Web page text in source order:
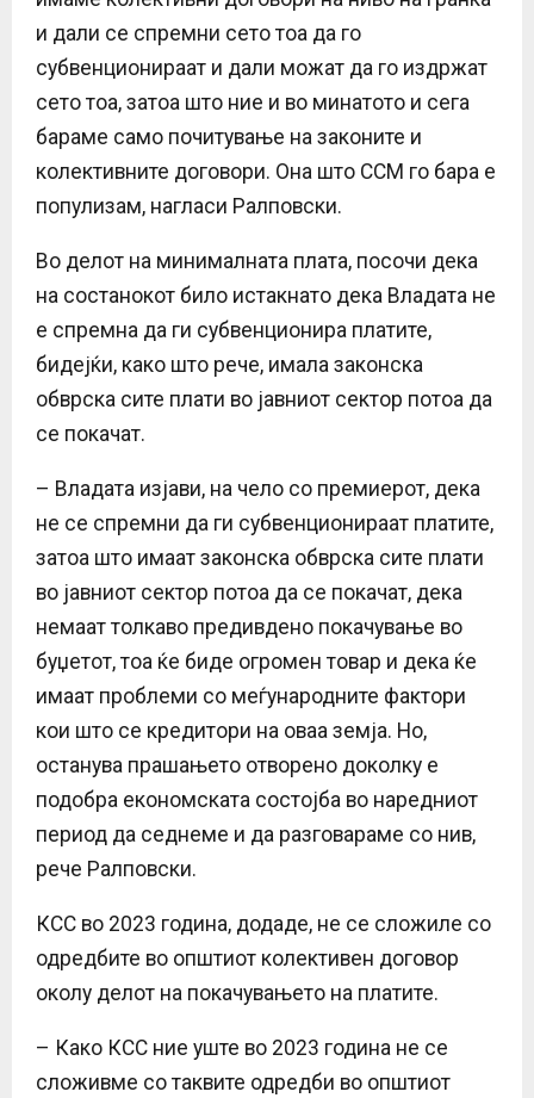
и дали се спремни сето тоа да го
субвенционираат и дали можат да го издржат
сето тоа, затоа што ние и во минатото и сега
бараме само почитување на законите и
колективните договори. Она што ССМ го бара е
популизам, нагласи Ралповски.
Во делот на минималната плата, посочи дека
на состанокот било истакнато дека Владата не
е спремна да ги субвенционира платите,
бидејќи, како што рече, имала законска
обврска сите плати во јавниот сектор потоа да
се покачат.
– Владата изјави, на чело со премиерот, дека
не се спремни да ги субвенционираат платите,
затоа што имаат законска обврска сите плати
во јавниот сектор потоа да се покачат, дека
немаат толкаво предивдено покачување во
буџетот, тоа ќе биде огромен товар и дека ќе
имаат проблеми со меѓународните фактори
кои што се кредитори на оваа земја. Но,
останува прашањето отворено доколку е
подобра економската состојба во наредниот
период да седнеме и да разговараме со нив,
рече Ралповски.
КСС во 2023 година, додаде, не се сложиле со
одредбите во општиот колективен договор
околу делот на покачувањето на платите.
– Како КСС ние уште во 2023 година не се
сложивме со таквите одредби во општиот